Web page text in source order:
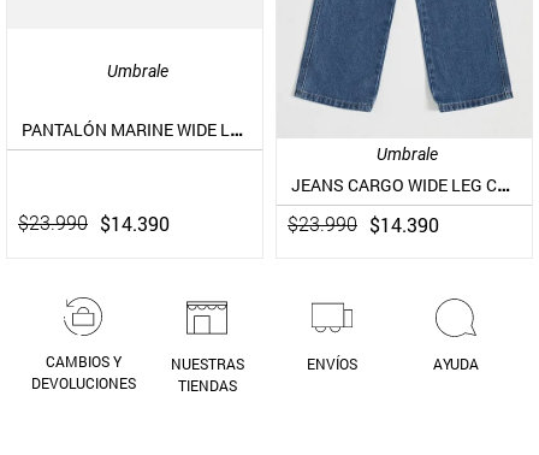
Umbrale
PANTALÓN MARINE WIDE LEG FULL BORDADO
$23.990 $14.390
Umbrale
JEANS CARGO WIDE LEG CON BORDADOS COLOR
$23.990 $14.390
CAMBIOS Y
DEVOLUCIONES
NUESTRAS
TIENDAS
ENVÍOS AYUDA